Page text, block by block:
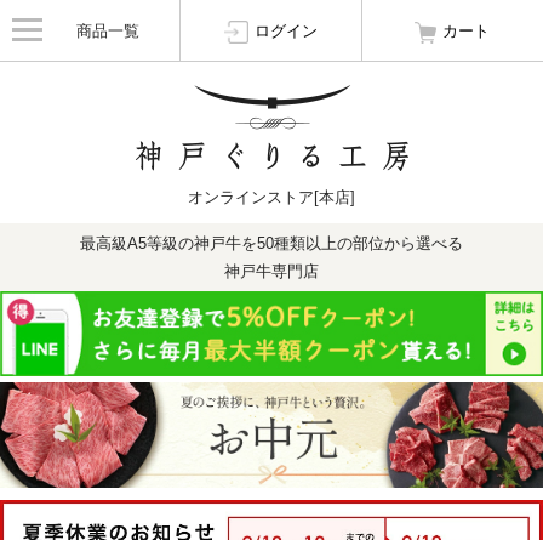
商品一覧 ログイン カート
オンラインストア[本店]
最高級A5等級の神戸牛を50種類以上の部位から選べる
神戸牛専門店